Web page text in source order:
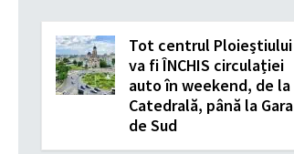
Tot centrul Ploieștiului
va fi ÎNCHIS circulației
auto în weekend, de la
Catedrală, până la Gara
de Sud